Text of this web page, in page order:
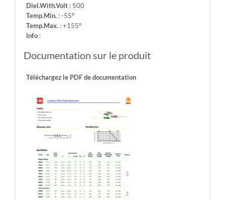
Diel.With.Volt: 500
Temp.Min.: -55°
Temp.Max.: +155°
Info:
Documentation sur le produit
Téléchargez le PDF de documentation